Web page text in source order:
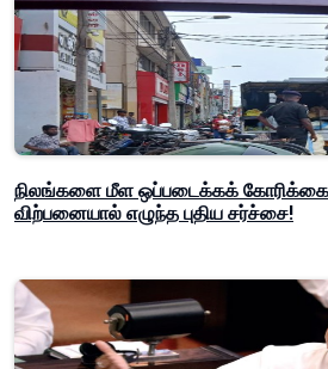
நிலங்களை மீள ஒப்படைக்கக்
விற்பனையால் எழுந்த புதிய சர்ச்சை!